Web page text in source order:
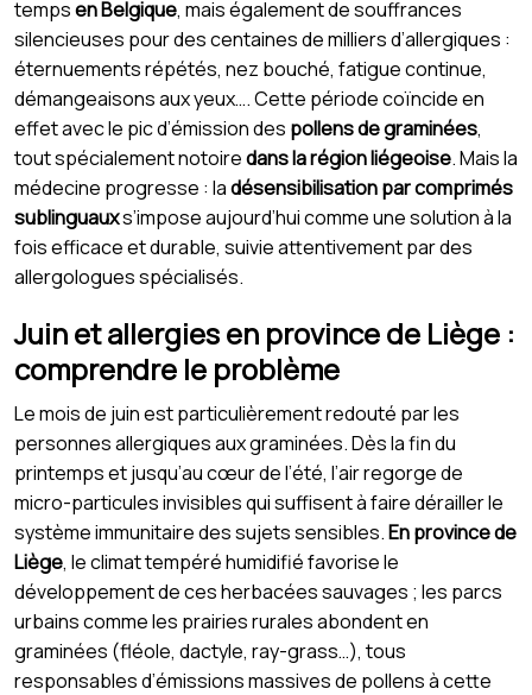
tempsen Belgique, mais également de souffrances
silencieuses pour des centaines de milliers d’allergiques :
éternuements répétés, nez bouché, fatigue continue,
démangeaisons aux yeux…. Cette période coïncide en
effet avec le pic d’émission des pollens de graminées,
tout spécialement notoiredans la région liégeoise. Mais la
médecine progresse : ladésensibilisation par comprimés
sublinguauxs’impose aujourd’hui comme une solution à la
fois efficace et durable, suivie attentivement par des
allergologues spécialisés.
Juin et allergies en province de Liège :
comprendre le problème
Le mois de juin est particulièrement redouté par les
personnes allergiques aux graminées. Dès la fin du
printemps et jusqu’au cœur de l’été, l’air regorge de
micro-particules invisibles qui suffisent à faire dérailler le
système immunitaire des sujets sensibles.En province de
Liège, le climat tempéré humidifié favorise le
développement de ces herbacées sauvages ; les parcs
urbains comme les prairies rurales abondent en
graminées (fléole, dactyle, ray-grass…), tous
responsables d’émissions massives de pollens à cette